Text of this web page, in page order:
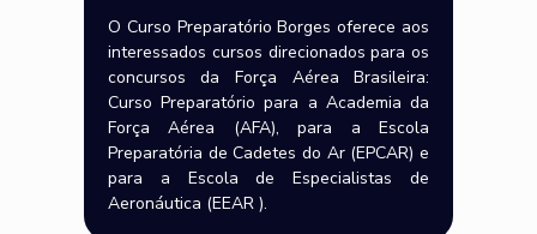
O Curso Preparatório Borges oferece aos
interessados cursos direcionados para os
concursos da Força Aérea Brasileira:
Curso Preparatório para a Academia da
Força Aérea (AFA), para a Escola
Preparatória de Cadetes do Ar (EPCAR) e
para a Escola de Especialistas de
Aeronáutica (EEAR ).